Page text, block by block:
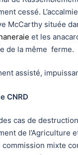
cessé.
McCarthy située
et les
de la même ferme.
assisté,
CNRD
cas de
de l’Agriculture
commission mixte